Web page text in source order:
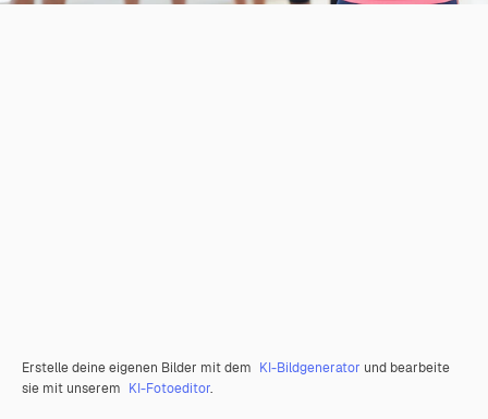
Erstelle deine eigenen Bilder mit dem KI-Bildgenerator und bearbeite
sie mit unserem KI-Fotoeditor.